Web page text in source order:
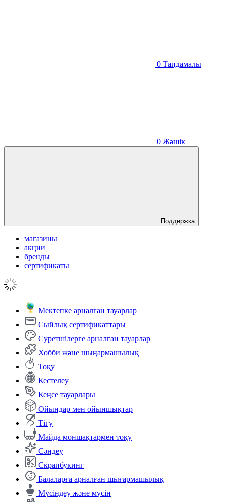
0 Таңдамалы
0 Жәшік
Поддержка
магазины
акции
бренды
сертификаты
Мектепке арналған тауарлар
Сыйлық сертификаттары
Суретшілерге арналған тауарлар
Хобби және шыңармашылық
Тоқу
Кестелеу
Кеңсе тауарлары
Ойындар мен ойыншықтар
Тігу
Майда моншақтармен тоқу
Сәндеу
Скрапбукинг
Балаларға арналған шығармашылық
Мүсіндеу және мүсін